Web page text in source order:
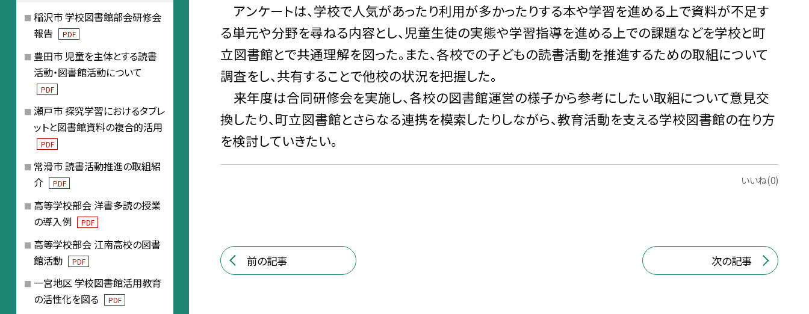
アンケートは、学校で人気があったり利用が多かったりする本や学習を進める上で資料が不足す
る単元や分野を尋ねる内容とし、児童生徒の実態や学習指導を進める上での課題などを学校と町
立図書館とで共通理解を図った。また、各校での子どもの読書活動を推進するための取組について
調査をし、共有することで他校の状況を把握した。
来年度は合同研修会を実施し、各校の図書館運営の様子から参考にしたい取組について意見交
換したり、町立図書館とさらなる連携を模索したりしながら、教育活動を支える学校図書館の在り方
を検討していきたい。
いいね(0)
前の記事 次の記事
稲沢市 学校図書館部会研修会
報告
PDF
豊田市 児童を主体とする読書
活動・図書館活動について
PDF
瀬戸市 探究学習におけるタブレ
ットと図書館資料の複合的活用
PDF
常滑市 読書活動推進の取組紹
介
PDF
高等学校部会 洋書多読の授業
の導入例
PDF
高等学校部会 江南高校の図書
館活動
PDF
一宮地区 学校図書館活用教育
の活性化を図る
PDF